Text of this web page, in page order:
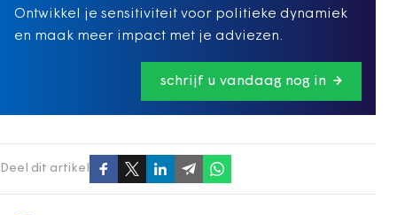
Ontwikkel je sensitiviteit voor politieke dynamiek
en maak meer impact met je adviezen.
schrijf u vandaag nog in
Deel dit artikel